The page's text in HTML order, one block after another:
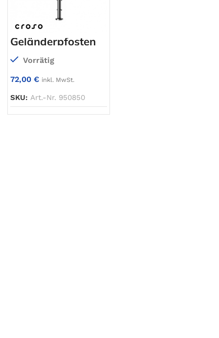
Geländerpfosten
Vorrätig
72,00 € inkl. MwSt.
SKU: Art.-Nr. 950850